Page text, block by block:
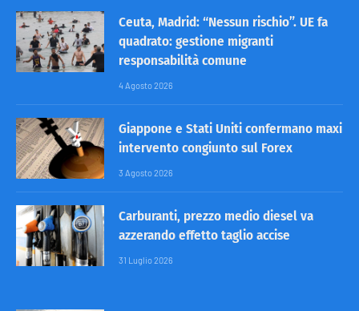
Ceuta, Madrid: “Nessun rischio”. UE fa
quadrato: gestione migranti
responsabilità comune
4 Agosto 2026
Giappone e Stati Uniti confermano maxi
intervento congiunto sul Forex
3 Agosto 2026
Carburanti, prezzo medio diesel va
azzerando effetto taglio accise
31 Luglio 2026